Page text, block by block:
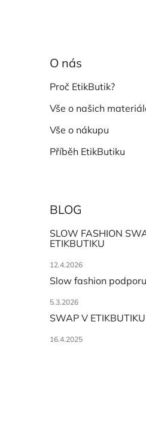
O nás
Proč EtikButik?
Vše o našich
Vše o nákupu
Příběh EtikButiku
BLOG
SLOW FASHION
ETIKBUTIKU
12.4.2026
Slow fashion
5.3.2026
SWAP V ETIKBUTIKU
16.4.2025